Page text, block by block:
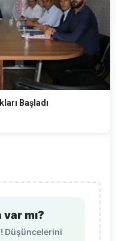
Başladı
mı?
Düşüncelerini